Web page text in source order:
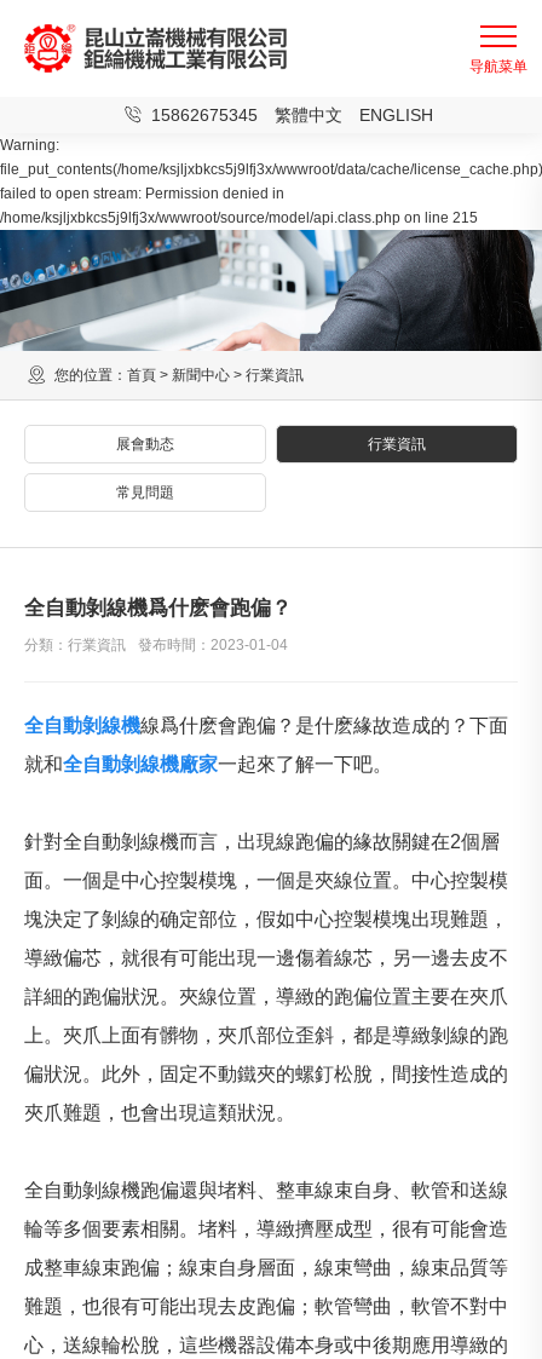
Warning:
file_put_contents(/home/ksjljxbkcs5j9lfj3x/wwwroot/data/cache/
failed to open stream: Permission denied in
/home/ksjljxbkcs5j9lfj3x/wwwroot/source/model/api.class.php on line 215
15862675345 繁體中文 ENGLISH
您的位置： 首頁 > 新聞中心 > 行業資訊
展會動态 行業資訊
常見問題
全自動剝線機爲什麽會跑偏？
分類：行業資訊 發布時間：2023-01-04
全自動剝線機線爲什麽會跑偏？是什麽緣故造成的？下面
就和全自動剝線機廠家一起來了解一下吧。
針對全自動剝線機而言，出現線跑偏的緣故關鍵在2個層
面。一個是中心控製模塊，一個是夾線位置。中心控製模
塊決定了剝線的确定部位，假如中心控製模塊出現難題，
導緻偏芯，就很有可能出現一邊傷着線芯，另一邊去皮不
詳細的跑偏狀況。夾線位置，導緻的跑偏位置主要在夾爪
上。夾爪上面有髒物，夾爪部位歪斜，都是導緻剝線的跑
偏狀況。此外，固定不動鐵夾的螺釘松脫，間接性造成的
夾爪難題，也會出現這類狀況。
全自動剝線機跑偏還與堵料、整車線束自身、軟管和送線
輪等多個要素相關。堵料，導緻擠壓成型，很有可能會造
成整車線束跑偏；線束自身層面，線束彎曲，線束品質等
難題，也很有可能出現去皮跑偏；軟管彎曲，軟管不對中
心，送線輪松脫，這些機器設備本身或中後期應用導緻的